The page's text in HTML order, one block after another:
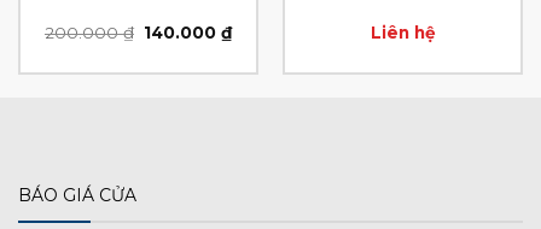
200.000₫ Giá
là:
140.000₫Giá
tại
Liên hệ
BÁO GIÁ CỬA